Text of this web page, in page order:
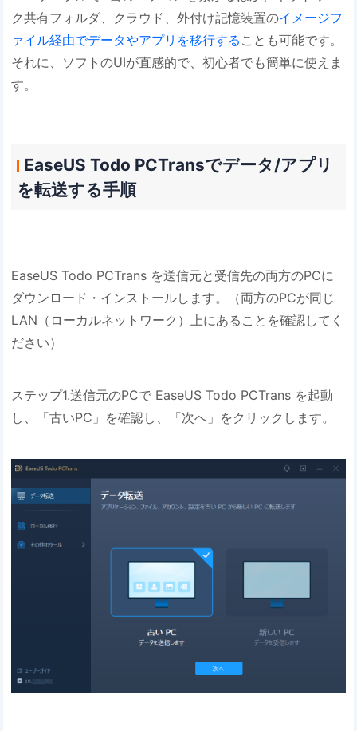
ク共有フォルダ、クラウド、外付け記憶装置のイメージフ
ァイル経由でデータやアプリを移行する ことも可能です。
それに、ソフトのUIが直感的で、初心者でも簡単に使えま
す。
EaseUS Todo PCTransでデータ/アプリ
を転送する手順
EaseUS Todo PCTrans を送信元と受信先の両方のPCに
ダウンロード・インストールします。（両方のPCが同じ
LAN（ローカルネットワーク）上にあることを確認してく
ださい）
ステップ1.送信元のPCで EaseUS Todo PCTrans を起動
し、「古いPC」を確認し、「次へ」をクリックします。